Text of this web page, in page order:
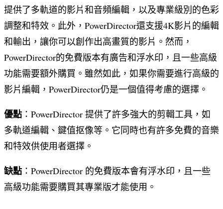
提供了多軌道的影片和音頻編輯，以及專業級別的色彩
調整和特效。此外，PowerDirector還支援4K影片的編輯
和輸出，讓你可以創作出高畫質的影片。然而，
PowerDirector的免費版本有廣告和浮水印，且一些高級
功能需要額外購買。雖然如此，如果你需要進行高級的
影片編輯，PowerDirector仍是一個值得考慮的選擇。
優點 ：PowerDirector 提供了許多強大的剪輯工具，如
多軌道編輯、鍵值抠像等。它同時也有許多免費的音樂
和特效供使用者選擇。
缺點 ：PowerDirector 的免費版本會有浮水印，且一些
高級功能需要購買其專業版才能使用。